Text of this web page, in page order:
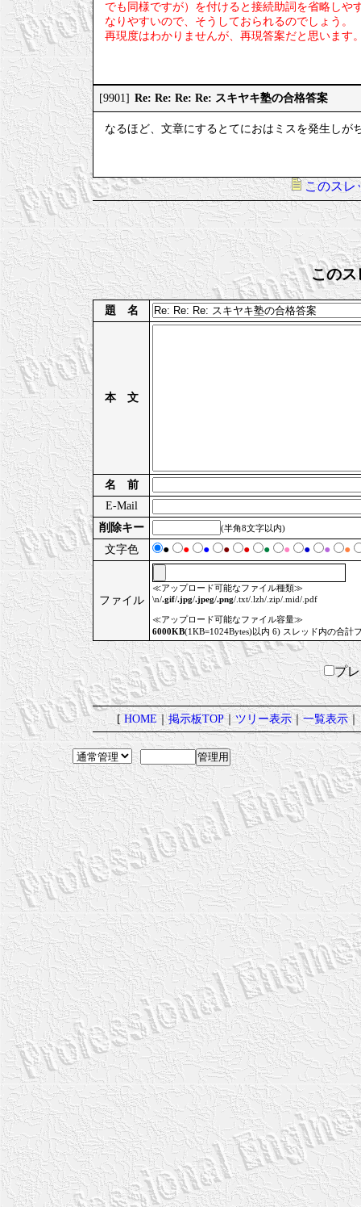
でも同様ですが）を付けると接続助詞を省略し
なりやすいので、そうしておられるのでしょう。
再現度はわかりませんが、再現答案だと思います
[9901] Re: Re: Re: Re: スキヤキ塾の合格答案
なるほど、文章にするとてにおはミスを発生し
このスレ
このス
題 名
本 文
名 前
E-Mail
削除キー
(半角8文字以内)
文字色 ● ● ● ● ● ● ● ● ● ●
ファイル
≪アップロード可能なファイル種類≫
\n/.gif/.jpg/.jpeg/.png/.txt/.lzh/.zip/.mid/.pdf
≪アップロード可能なファイル容量≫
6000KB(1KB=1024Bytes)以内 6) スレッド内の合計
プ
[HOME｜掲示板TOP｜ツリー表示｜一覧表示｜